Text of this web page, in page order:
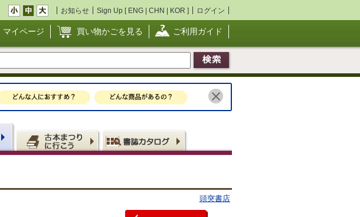
お知らせ Sign Up [ ENG | CHN | KOR ] ログイン
マイページ 買い物かごを見る ご利用ガイド
頭突書店